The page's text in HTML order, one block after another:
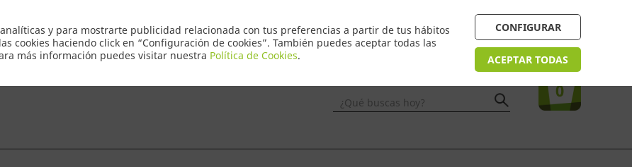
y para mostrarte publicidad relacionada con tus preferencias a partir de tus hábitos
cookies haciendo click en “Configuración de cookies”. También puedes aceptar todas las
más información puedes visitar nuestra Política de Cookies.
CONFIGURAR
ACEPTAR TODAS
¿Necesitas ayuda? FAQ
Tu compra
0
¿Qué buscas hoy?